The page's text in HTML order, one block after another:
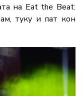
на Eat the Beat:
туку и пат кон